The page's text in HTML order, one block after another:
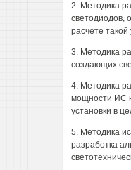
2. Методика
светодиодов,
расчете
3. Методика
создающих
4. Методика
мощности ИС
установки в
5. Методика
разработка